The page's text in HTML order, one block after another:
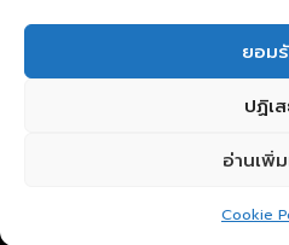
ยอม
ปฏิเ
อ่านเพิ่
Cookie
Copywriting